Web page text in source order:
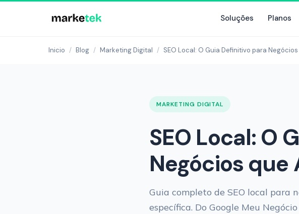
Soluções Planos
Inicio / Blog / Marketing Digital / SEO Local: O Guia Definitivo para
MARKETING DIGITAL
SEO Local: O
Negócios que
Guia completo de SEO local para
específica. Do Google Meu